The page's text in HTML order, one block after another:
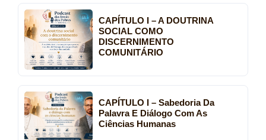
CAPÍTULO I – A DOUTRINA
SOCIAL COMO
DISCERNIMENTO
COMUNITÁRIO
CAPÍTULO I – Sabedoria Da
Palavra E Diálogo Com As
Ciências Humanas